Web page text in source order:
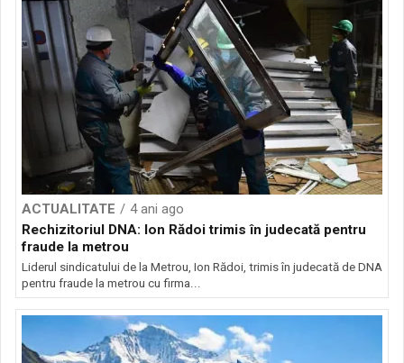
ACTUALITATE
4 ani ago
Rechizitoriul DNA: Ion Rădoi trimis în judecată pentru
fraude la metrou
Liderul sindicatului de la Metrou, Ion Rădoi, trimis în judecată de DNA
pentru fraude la metrou cu firma...